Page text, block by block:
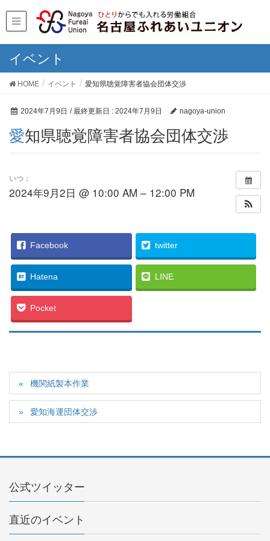
イベント
HOME イベント 愛知県聴覚障害者協会団体交渉
2024年7月9日 / 最終更新日 : 2024年7月9日 nagoya-union
愛知県聴覚障害者協会団体交渉
いつ：
2024年9月2日 @ 10:00 AM – 12:00 PM
Facebook twitter
Hatena LINE
Pocket
機関紙製本作業
愛知海運団体交渉
公式ツイッター
直近のイベント